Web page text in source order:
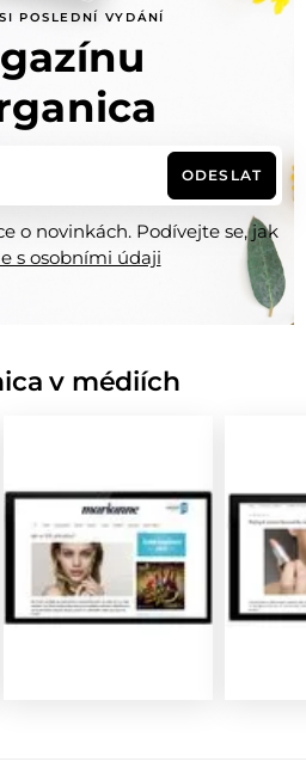
POSLEDNÍ VYDÁNÍ
ODESLAT
o novinkách. Podívejte se, jak
s osobními údaji
v médiích